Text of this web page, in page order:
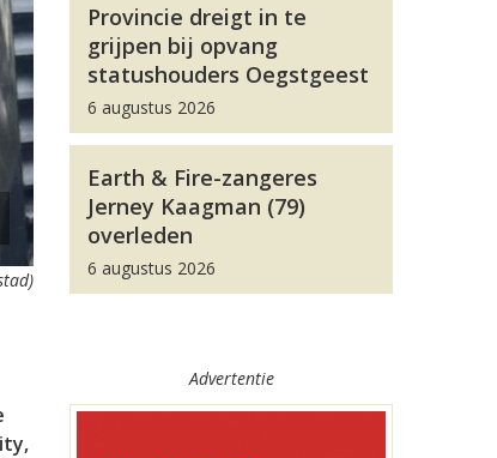
Provincie dreigt in te
grijpen bij opvang
statushouders Oegstgeest
6 augustus 2026
Earth & Fire-zangeres
Jerney Kaagman (79)
overleden
6 augustus 2026
Advertentie